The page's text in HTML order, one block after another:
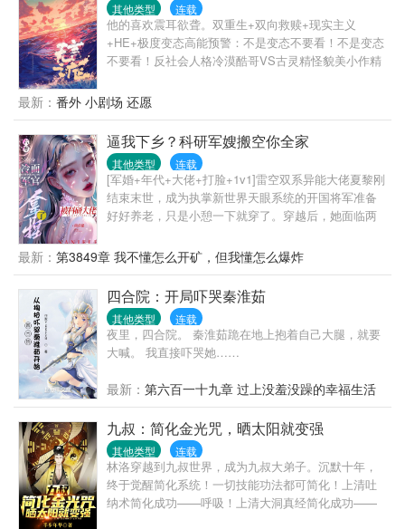
其他类型 连载
他的喜欢震耳欲聋。双重生+双向救赎+现实主义
+HE+极度变态高能预警：不是变态不要看！不是变态
不要看！反社会人格冷漠酷哥VS古灵精怪貌美小作精
杀死了。最后一刻，他才发现，自己朝夕相处的男朋
友，是反社会人格。再次睁开眼，回到十年前，他们
最相爱的时候。许弥想阻止陈荒年犯下错误。可每一
次案发现场，陈荒年都会阴森森地出现在他身后，笑
着抱住他。随着时间线再度重合，许弥终于明白，陈
荒年在跟他玩猫和老鼠。他是老鼠。陈荒年是猫。
最新： 番外 小剧场 还愿
逼我下乡？科研军嫂搬空你全家
其他类型 连载
[军婚+年代+大佬+打脸+1v1]雷空双系异能大佬夏黎刚
结束末世，成为执掌新世界天眼系统的开国将军准备
好好养老，只是小憩一下就穿了。穿越后，她面临两
以为是妈宝男，要么下乡去穷乡僻壤的地方当知青。
夏黎：拳头硬了！就这样的小白脸，我一拳能打一个
加强连！努力为首长爹官复原职，成为首长爹最贴心
的米虫小棉袄好好养老他不香吗？可是努力着，努力
着，夏黎回头一看。嗯？我这军职怎么比我首长爹还
高了？南岛一大队来了位漂亮新知青，小姑娘一身痞
气，听说一脚就能把人踹骨折，思想不正，和她亲近
的为甘蔗地浇水。夏黎靠着玻璃瓶子、注射器弄出自
痛。夏梨用一点儿盐和碳粉做成干电池，用上免费电
灯。队员们：不行！！！夏黎必须得好好亲近！夏
黎：谢邀，已被特招入伍，目前在“国家队”。——海军
陆战队最冷漠、禁欲，无人敢亲近的军官陆定远，第
一次见未来媳妇，她在和人贩子买孩子（误）。第二
最新： 第3849章 我不懂怎么开矿，但我懂怎么爆炸
四合院：开局吓哭秦淮茹
其他类型 连载
夜里，四合院。 秦淮茹跪在地上抱着自己大腿，就要
大喊。 我直接吓哭她……
最新： 第六百一十九章 过上没羞没躁的幸福生活
九叔：简化金光咒，晒太阳就变强
其他类型 连载
林洛穿越到九叔世界，成为九叔大弟子。沉默十年，
终于觉醒简化系统！一切技能功法都可简化！上清吐
纳术简化成功——呼吸！上清大洞真经简化成功——